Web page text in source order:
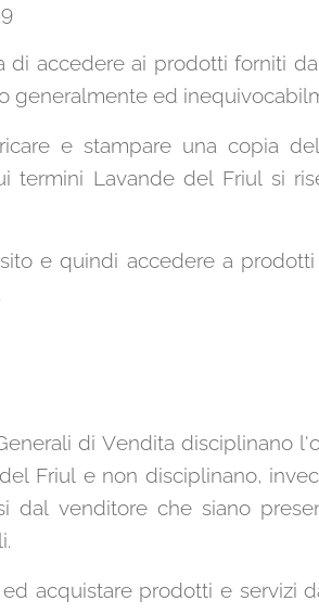
di accedere ai prodotti forniti
generalmente ed
e stampare una copia
termini Lavande del Friul si
e quindi accedere a
di Vendita disciplinano
Friul e non disciplinano,
dal venditore che siano
acquistare prodotti e servizi